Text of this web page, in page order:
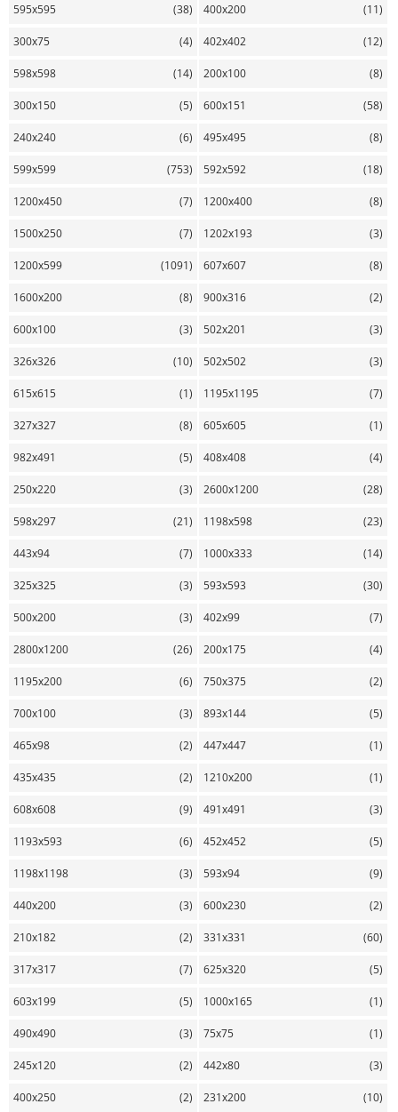
595х595 (38) 400х200 (11)
300х75 (4) 402х402 (12)
598х598 (14) 200х100 (8)
300х150 (5) 600х151 (58)
240х240 (6) 495х495 (8)
599х599 (753) 592х592 (18)
1200х450 (7) 1200х400 (8)
1500х250 (7) 1202х193 (3)
1200х599 (1091) 607х607 (8)
1600х200 (8) 900х316 (2)
600х100 (3) 502х201 (3)
326х326 (10) 502х502 (3)
615х615 (1) 1195х1195 (7)
327х327 (8) 605х605 (1)
982х491 (5) 408х408 (4)
250х220 (3) 2600х1200 (28)
598х297 (21) 1198х598 (23)
443х94 (7) 1000х333 (14)
325х325 (3) 593х593 (30)
500х200 (3) 402х99 (7)
2800х1200 (26) 200х175 (4)
1195х200 (6) 750х375 (2)
700х100 (3) 893х144 (5)
465х98 (2) 447х447 (1)
435х435 (2) 1210х200 (1)
608х608 (9) 491х491 (3)
1193х593 (6) 452х452 (5)
1198х1198 (3) 593х94 (9)
440х200 (3) 600х230 (2)
210х182 (2) 331х331 (60)
317х317 (7) 625х320 (5)
603х199 (5) 1000х165 (1)
490х490 (3) 75х75 (1)
245х120 (2) 442х80 (3)
400х250 (2) 231х200 (10)